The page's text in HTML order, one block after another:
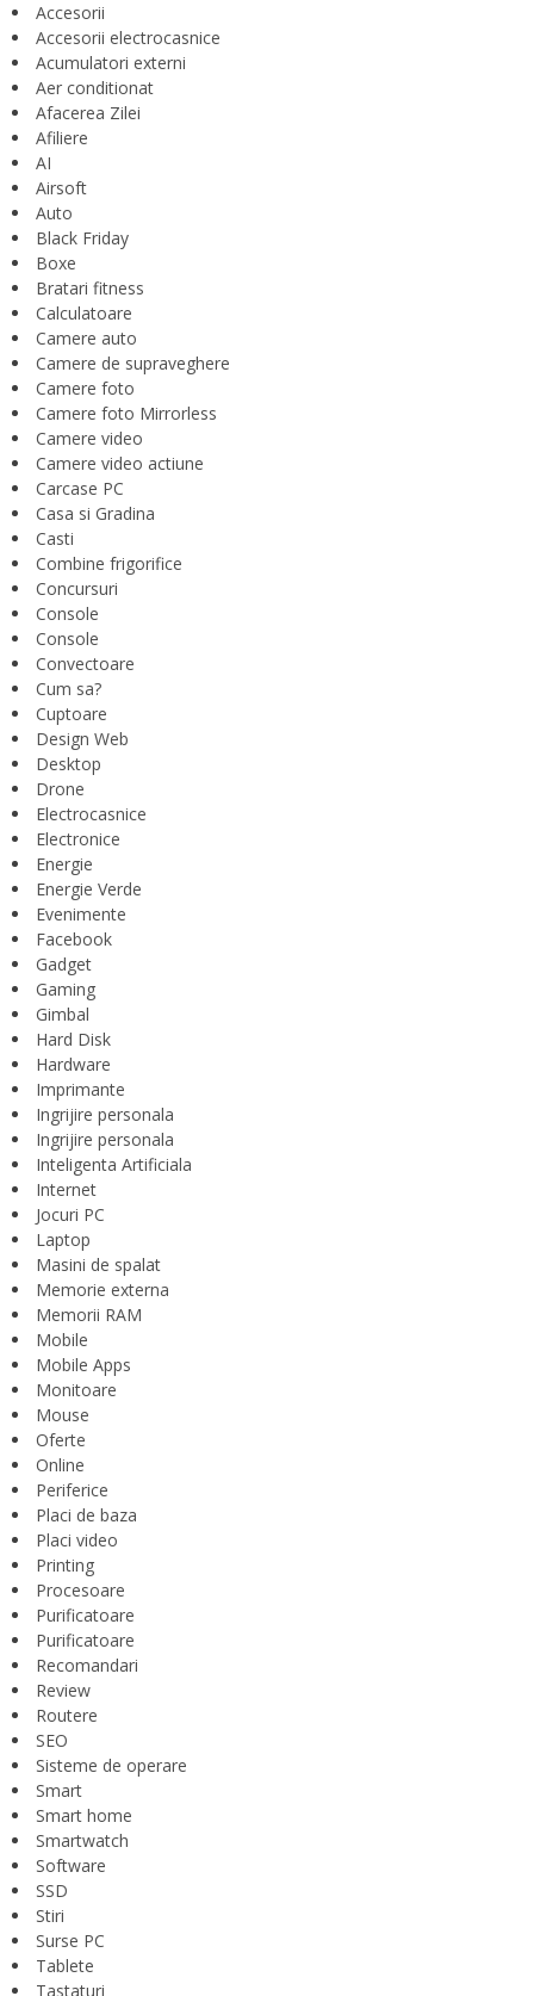
Accesorii
Accesorii electrocasnice
Acumulatori externi
Aer conditionat
Afacerea Zilei
Afiliere
AI
Airsoft
Auto
Black Friday
Boxe
Bratari fitness
Calculatoare
Camere auto
Camere de supraveghere
Camere foto
Camere foto Mirrorless
Camere video
Camere video actiune
Carcase PC
Casa si Gradina
Casti
Combine frigorifice
Concursuri
Console
Console
Convectoare
Cum sa?
Cuptoare
Design Web
Desktop
Drone
Electrocasnice
Electronice
Energie
Energie Verde
Evenimente
Facebook
Gadget
Gaming
Gimbal
Hard Disk
Hardware
Imprimante
Ingrijire personala
Ingrijire personala
Inteligenta Artificiala
Internet
Jocuri PC
Laptop
Masini de spalat
Memorie externa
Memorii RAM
Mobile
Mobile Apps
Monitoare
Mouse
Oferte
Online
Periferice
Placi de baza
Placi video
Printing
Procesoare
Purificatoare
Purificatoare
Recomandari
Review
Routere
SEO
Sisteme de operare
Smart
Smart home
Smartwatch
Software
SSD
Stiri
Surse PC
Tablete
Tastaturi